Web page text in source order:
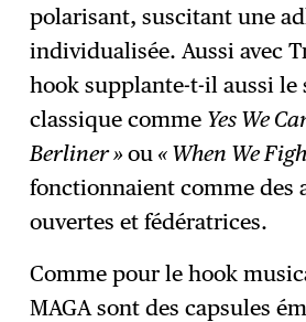
polarisant, suscitant une
individualisée. Aussi avec
hook supplante-t-il aussi le
classique comme Yes We
Berliner »ou « When We
fonctionnaient comme des
ouvertes et fédératrices.
Comme pour le hook
MAGA sont des capsules